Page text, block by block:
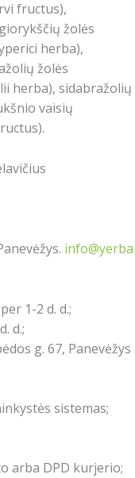
fructus),
žolės
herba),
žolės
herba), sidabražolių
vaisių
1-2 d. d.;
d.;
g. 67,
sistemas;
arba DPD kurjerio;